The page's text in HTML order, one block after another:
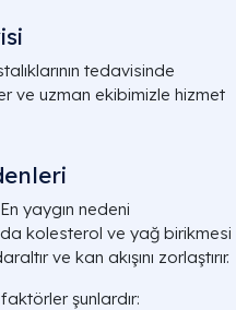
tedavisinde
ve uzman ekibimizle hizmet
yaygın nedeni
kolesterol ve yağ birikmesi
ve kan akışını zorlaştırır.
şunlardır: